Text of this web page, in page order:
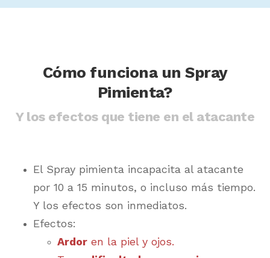
Cómo funciona un Spray
Pimienta?
Y los efectos que tiene en el atacante
El Spray pimienta incapacita al atacante
por 10 a 15 minutos, o incluso más tiempo.
Y los efectos son inmediatos.
Efectos:
Ardor en la piel y ojos.